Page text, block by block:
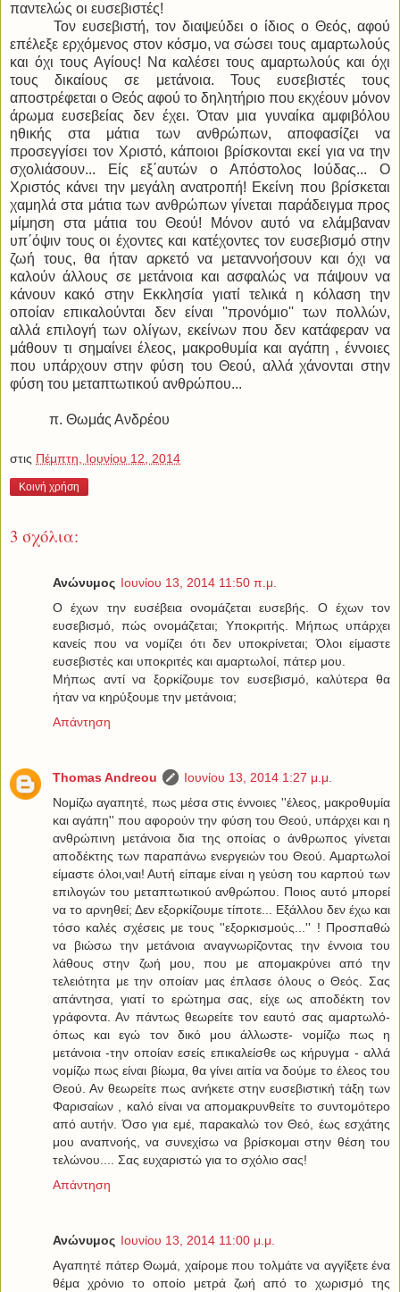
παντελώς οι ευσεβιστές!
Τον ευσεβιστή, τον διαψεύδει ο ίδιος ο Θεός, αφού
επέλεξε ερχόμενος στον κόσμο, να σώσει τους αμαρτωλούς
και όχι τους Αγίους! Να καλέσει τους αμαρτωλούς και όχι
τους δικαίους σε μετάνοια. Τους ευσεβιστές τους
αποστρέφεται ο Θεός αφού το δηλητήριο που εκχέουν μόνον
άρωμα ευσεβείας δεν έχει. Όταν μια γυναίκα αμφιβόλου
ηθικής στα μάτια των ανθρώπων, αποφασίζει να
προσεγγίσει τον Χριστό, κάποιοι βρίσκονται εκεί για να την
σχολιάσουν... Είς εξ΄αυτών ο Απόστολος Ιούδας... Ο
Χριστός κάνει την μεγάλη ανατροπή! Εκείνη που βρίσκεται
χαμηλά στα μάτια των ανθρώπων γίνεται παράδειγμα προς
μίμηση στα μάτια του Θεού! Μόνον αυτό να ελάμβαναν
υπ΄όψιν τους οι έχοντες και κατέχοντες τον ευσεβισμό στην
ζωή τους, θα ήταν αρκετό να μεταννοήσουν και όχι να
καλούν άλλους σε μετάνοια και ασφαλώς να πάψουν να
κάνουν κακό στην Εκκλησία γιατί τελικά η κόλαση την
οποίαν επικαλούνται δεν είναι ''προνόμιο'' των πολλών,
αλλά επιλογή των ολίγων, εκείνων που δεν κατάφεραν να
μάθουν τι σημαίνει έλεος, μακροθυμία και αγάπη , έννοιες
που υπάρχουν στην φύση του Θεού, αλλά χάνονται στην
φύση του μεταπτωτικού ανθρώπου...
π. Θωμάς Ανδρέου
στις Πέμπτη, Ιουνίου 12, 2014
Κοινή χρήση
3 σχόλια:
Ανώνυμος Ιουνίου 13, 2014 11:50 π.μ.
Ο έχων την ευσέβεια ονομάζεται ευσεβής. Ο έχων τον
ευσεβισμό, πώς ονομάζεται; Υποκριτής. Μήπως υπάρχει
κανείς που να νομίζει ότι δεν υποκρίνεται; Όλοι είμαστε
ευσεβιστές και υποκριτές και αμαρτωλοί, πάτερ μου.
Μήπως αντί να ξορκίζουμε τον ευσεβισμό, καλύτερα θα
ήταν να κηρύξουμε την μετάνοια;
Απάντηση
Thomas Andreou
Ιουνίου 13, 2014 1:27 μ.μ.
Νομίζω αγαπητέ, πως μέσα στις έννοιες ''έλεος, μακροθυμία
και αγάπη'' που αφορούν την φύση του Θεού, υπάρχει και η
ανθρώπινη μετάνοια δια της οποίας ο άνθρωπος γίνεται
αποδέκτης των παραπάνω ενεργειών του Θεού. Αμαρτωλοί
είμαστε όλοι,ναι! Αυτή είπαμε είναι η γεύση του καρπού των
επιλογών του μεταπτωτικού ανθρώπου. Ποιος αυτό μπορεί
να το αρνηθεί; Δεν εξορκίζουμε τίποτε... Εξάλλου δεν έχω και
τόσο καλές σχέσεις με τους ''εξορκισμούς...'' ! Προσπαθώ
να βιώσω την μετάνοια αναγνωρίζοντας την έννοια του
λάθους στην ζωή μου, που με απομακρύνει από την
τελειότητα με την οποίαν μας έπλασε όλους ο Θεός. Σας
απάντησα, γιατί το ερώτημα σας, είχε ως αποδέκτη τον
γράφοντα. Αν πάντως θεωρείτε τον εαυτό σας αμαρτωλό-
όπως και εγώ τον δικό μου άλλωστε- νομίζω πως η
μετάνοια -την οποίαν εσείς επικαλείσθε ως κήρυγμα - αλλά
νομίζω πως είναι βίωμα, θα γίνει αιτία να δούμε το έλεος του
Θεού. Αν θεωρείτε πως ανήκετε στην ευσεβιστική τάξη των
Φαρισαίων , καλό είναι να απομακρυνθείτε το συντομότερο
από αυτήν. Όσο για εμέ, παρακαλώ τον Θεό, έως εσχάτης
μου αναπνοής, να συνεχίσω να βρίσκομαι στην θέση του
τελώνου.... Σας ευχαριστώ για το σχόλιο σας!
Απάντηση
Ανώνυμος Ιουνίου 13, 2014 11:00 μ.μ.
Αγαπητέ πάτερ Θωμά, χαίρομε που τολμάτε να αγγίξετε ένα
θέμα χρόνιο το οποίο μετρά ζωή από το χωρισμό της